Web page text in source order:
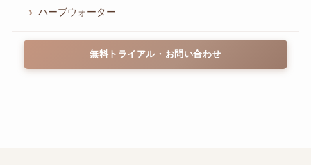
ハーブウォーター
無料トライアル・お問い合わせ